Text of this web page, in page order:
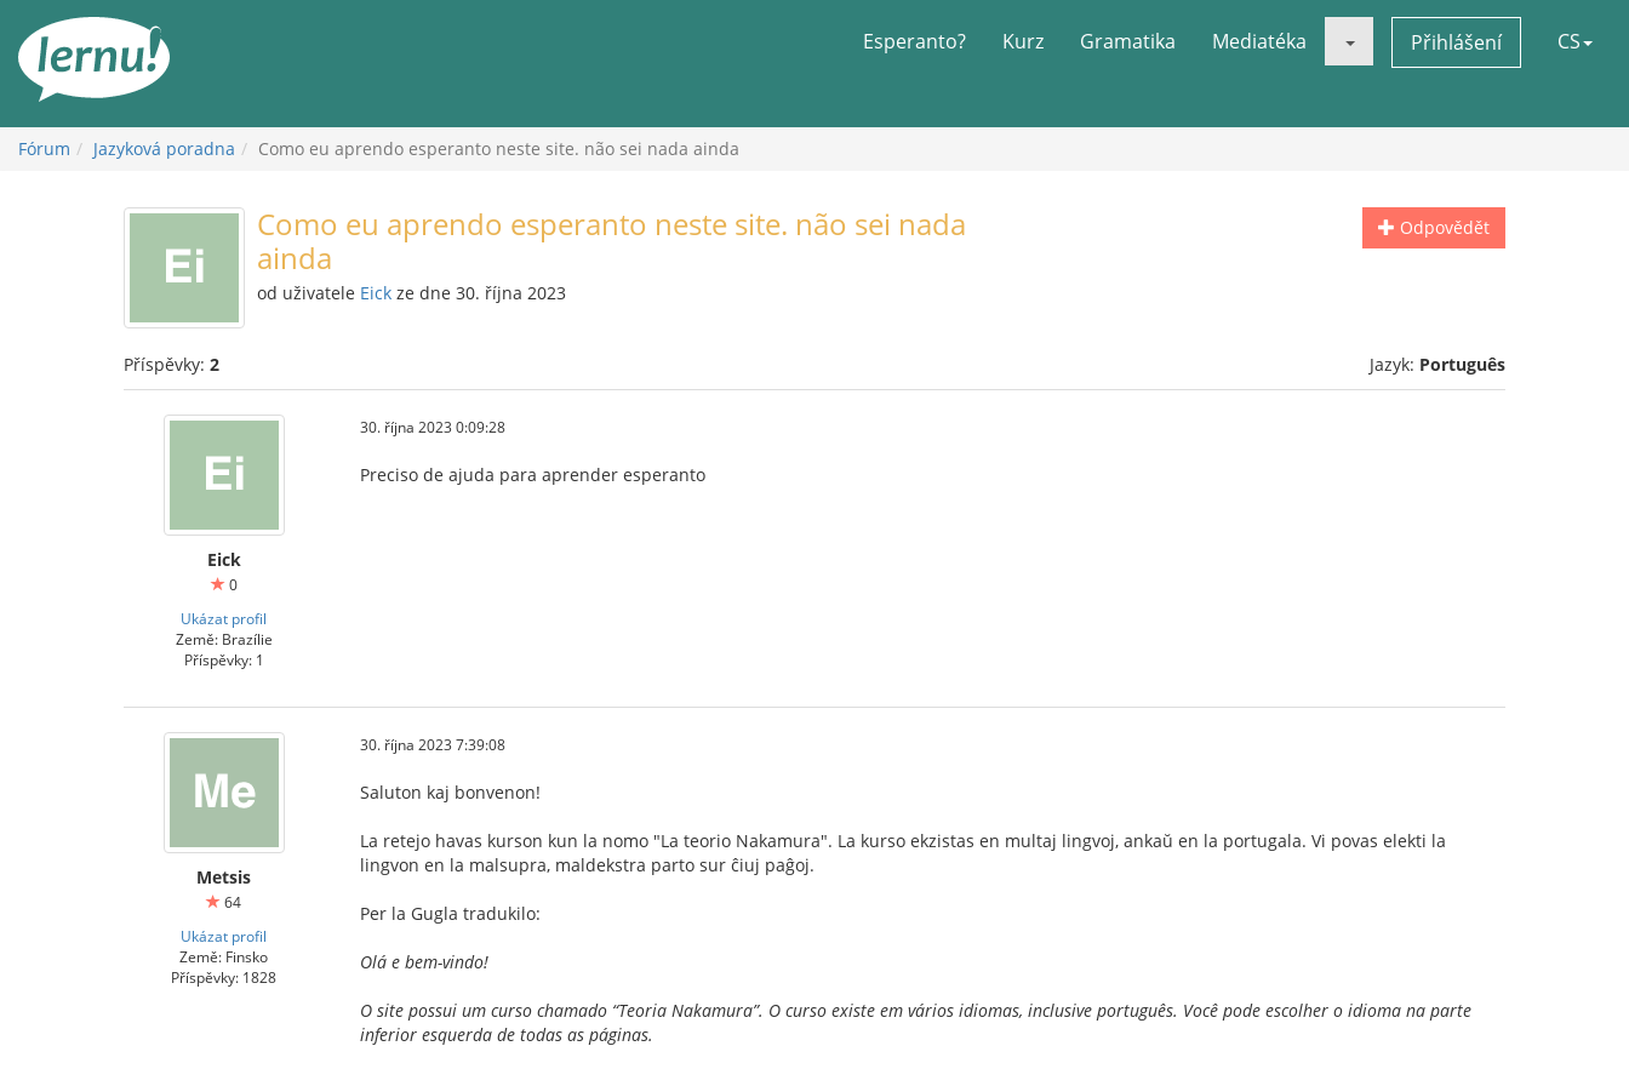
obsahu
Esperanto? Kurz Gramatika Mediatéka Přihlášení CS
Fórum Jazyková poradna Como eu aprendo esperanto neste site. não sei nada ainda
Odpovědět
Como eu aprendo esperanto neste site. não sei nada
ainda
od uživatele Eick ze dne 30. října 2023
Příspěvky: 2 Jazyk: Português
Eick
0
Ukázat profil
Země: Brazílie
Příspěvky: 1
30. října 2023 0:09:28
Preciso de ajuda para aprender esperanto
Metsis
64
Ukázat profil
Země: Finsko
Příspěvky: 1828
30. října 2023 7:39:08
Saluton kaj bonvenon!
La retejo havas kurson kun la nomo "La teorio Nakamura". La kurso ekzistas en multaj lingvoj, ankaŭ en la portugala. Vi povas elekti la
lingvon en la malsupra, maldekstra parto sur ĉiuj paĝoj.
Per la Gugla tradukilo:
Olá e bem-vindo!
O site possui um curso chamado “Teoria Nakamura”. O curso existe em vários idiomas, inclusive português. Você pode escolher o idioma na parte
inferior esquerda de todas as páginas.